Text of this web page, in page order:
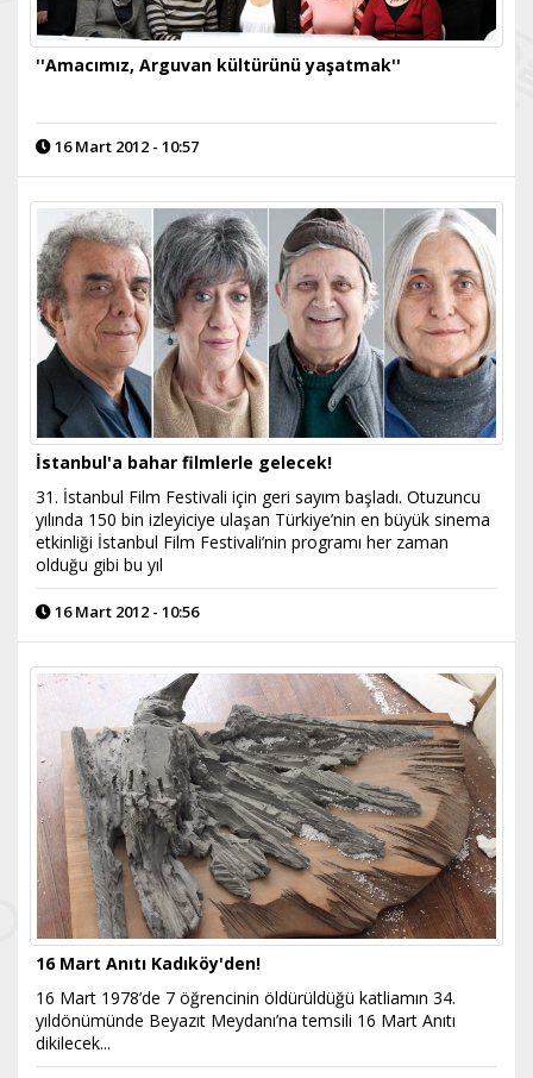
''Amacımız, Arguvan kültürünü yaşatmak''
16 Mart 2012 - 10:57
İstanbul'a bahar filmlerle gelecek!
31. İstanbul Film Festivali için geri sayım başladı. Otuzuncu
yılında 150 bin izleyiciye ulaşan Türkiye’nin en büyük sinema
etkinliği İstanbul Film Festivali’nin programı her zaman
olduğu gibi bu yıl
16 Mart 2012 - 10:56
16 Mart Anıtı Kadıköy'den!
16 Mart 1978’de 7 öğrencinin öldürüldüğü katliamın 34.
yıldönümünde Beyazıt Meydanı’na temsili 16 Mart Anıtı
dikilecek...